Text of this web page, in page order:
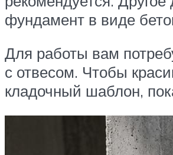
фундамент в виде
Для работы вам
с отвесом. Чтобы
кладочный шаблон,